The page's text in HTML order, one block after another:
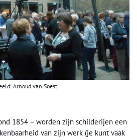
Arnoud van Soest
1854 – worden zijn schilderijen een
van zijn werk (je kunt vaak